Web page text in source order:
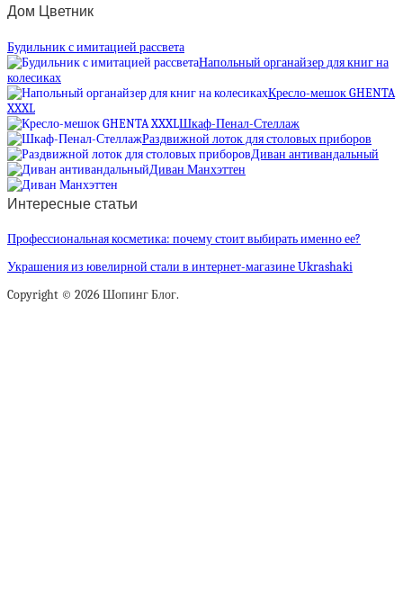
Дом Цветник
Будильник с имитацией рассвета
Напольный органайзер для книг на
колесиках
Кресло-мешок GHENTA
XXXL
Шкаф-Пенал-Стеллаж
Раздвижной лоток для столовых приборов
Диван антивандальный
Диван Манхэттен
Интересные статьи
Профессиональная косметика: почему стоит выбирать именно ее?
Украшения из ювелирной стали в интернет-магазине Ukrashaki
Copyright © 2026 Шопинг Блог.